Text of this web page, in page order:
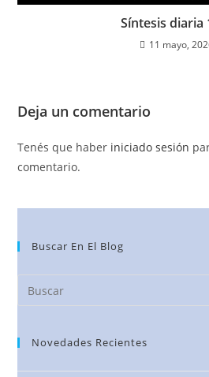
Síntesis diaria
11 mayo,
Deja un comentario
Tenés que haber iniciado sesión
comentario.
Buscar En El Blog
Novedades Recientes